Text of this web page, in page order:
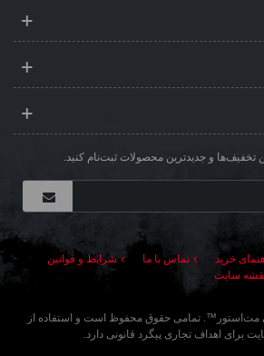
تخفیف‌ها و جدیدترین محصولات ثبت‌نام کنید.
خرید تماس با ما
شرایط و قوانین
سایت
مت‌استور ™. تمامی حقوق محفوظ است و استفاده از
برای اهداف تجاری پیگرد قانونی دارد.